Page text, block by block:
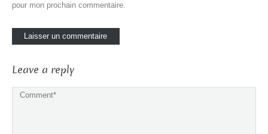
pour mon prochain commentaire.
Leave a reply